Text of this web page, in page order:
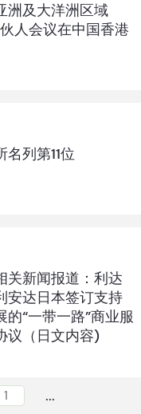
洲及大洋洲区域
人会议在中国香港
列第11位
关新闻报道：利达
安达日本签订支持
的“一带一路”商业服
议（日文内容)
1 ...